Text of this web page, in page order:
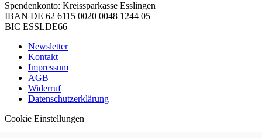
Spendenkonto: Kreissparkasse Esslingen
IBAN DE 62 6115 0020 0048 1244 05
BIC ESSLDE66
Newsletter
Kontakt
Impressum
AGB
Widerruf
Datenschutzerklärung
Cookie Einstellungen